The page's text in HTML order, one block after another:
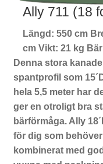
Ally 711 (18
Längd: 550 cm
cm Vikt: 21 kg
Denna stora
spantprofil som
hela 5,5 meter har
ger en otroligt bra
bärförmåga. Ally
för dig som
kombinerat med